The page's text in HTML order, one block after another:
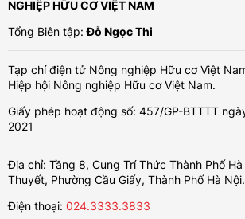
NGHIỆP HỮU CƠ VIỆT NAM
Tổng Biên tập:Đỗ Ngọc Thi
Tạp chí điện tử Nông nghiệp Hữu cơ Việt
Hiệp hội Nông nghiệp Hữu cơ Việt Nam.
Giấy phép hoạt động số: 457/GP-BTTTT
2021
Địa chỉ: Tầng 8, Cung Trí Thức Thành Phố Hà
Thuyết, Phường Cầu Giấy, Thành Phố Hà Nội.
Điện thoại: 024.3333.3833